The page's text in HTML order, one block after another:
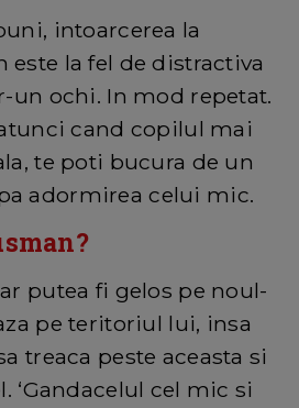
intoarcerea la
este la fel de distractiva
un ochi. In mod repetat.
cand copilul mai
te poti bucura de un
adormirea celui mic.
putea fi gelos pe noul-
pe teritoriul lui, insa
treaca peste aceasta si
‘Gandacelul cel mic si